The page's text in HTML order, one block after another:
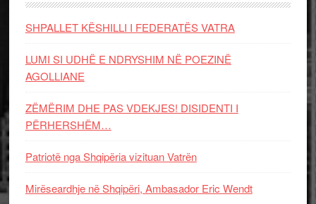
SHPALLET KËSHILLI I FEDERATËS VATRA
LUMI SI UDHË E NDRYSHIM NË POEZINË
AGOLLIANE
ZËMËRIM DHE PAS VDEKJES! DISIDENTI I
PËRHERSHËM…
Patriotë nga Shqipëria vizituan Vatrën
Mirëseardhje në Shqipëri, Ambasador Eric Wendt